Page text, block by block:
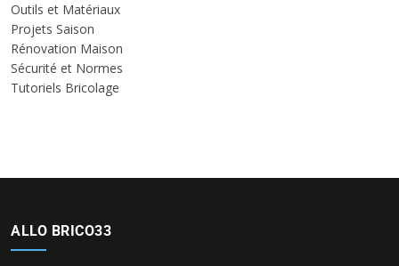
Outils et Matériaux
Projets Saison
Rénovation Maison
Sécurité et Normes
Tutoriels Bricolage
ALLO BRICO33